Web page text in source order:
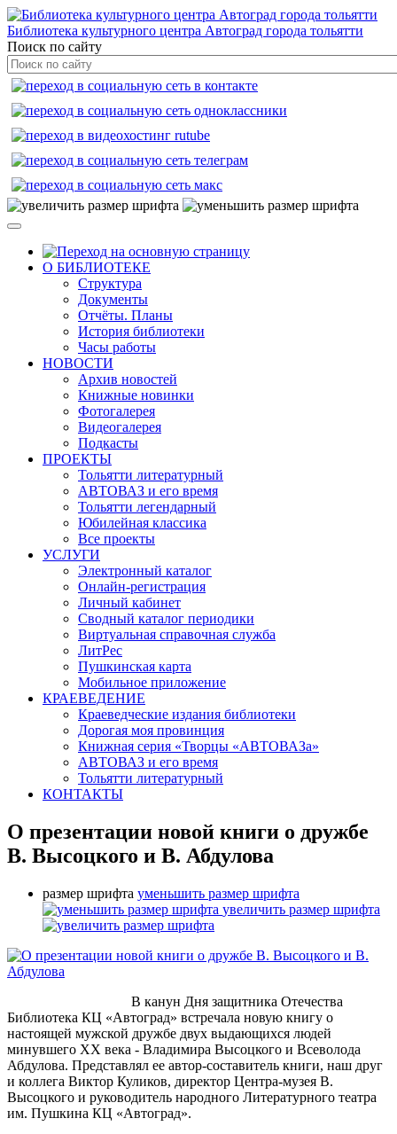
Библиотека культурного центра Автоград города тольятти
Поиск по сайту
О БИБЛИОТЕКЕ
Структура
Документы
Отчёты. Планы
История библиотеки
Часы работы
НОВОСТИ
Архив новостей
Книжные новинки
Фотогалерея
Видеогалерея
Подкасты
ПРОЕКТЫ
Тольятти литературный
АВТОВАЗ и его время
Тольятти легендарный
Юбилейная классика
Все проекты
УСЛУГИ
Электронный каталог
Онлайн-регистрация
Личный кабинет
Сводный каталог периодики
Виртуальная справочная служба
ЛитРес
Пушкинская карта
Мобильное приложение
КРАЕВЕДЕНИЕ
Краеведческие издания библиотеки
Дорогая моя провинция
Книжная серия «Творцы «АВТОВАЗа»
АВТОВАЗ и его время
Тольятти литературный
КОНТАКТЫ
О презентации новой книги о дружбе
В. Высоцкого и В. Абдулова
размер шрифта уменьшить размер шрифта
увеличить размер шрифта
В канун Дня защитника Отечества
Библиотека КЦ «Автоград» встречала новую книгу о
настоящей мужской дружбе двух выдающихся людей
минувшего ХХ века - Владимира Высоцкого и Всеволода
Абдулова. Представлял ее автор-составитель книги, наш друг
и коллега Виктор Куликов, директор Центра-музея В.
Высоцкого и руководитель народного Литературного театра
им. Пушкина КЦ «Автоград».